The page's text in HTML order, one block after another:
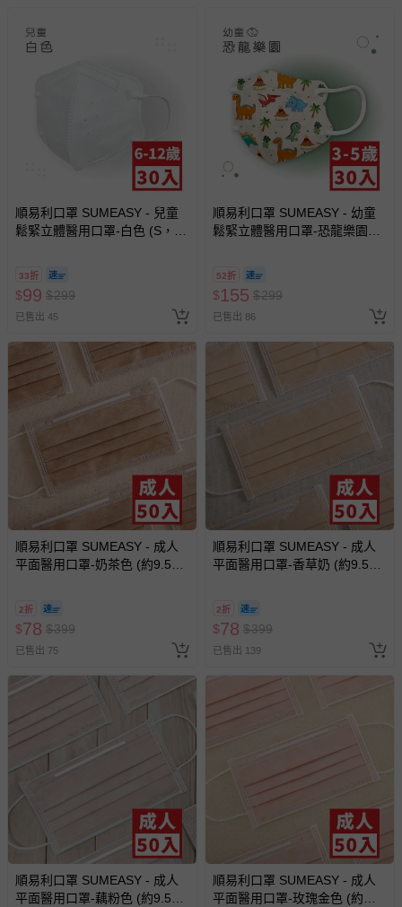
順易利口罩 SUMEASY - 兒童
鬆緊立體醫用口罩-白色 (S，約
用)-30入
33折
$99 $299
已售出 45
順易利口罩 SUMEASY - 幼童
鬆緊立體醫用口罩-恐龍樂園
適用)-30入
52折
$155 $299
已售出 86
順易利口罩 SUMEASY - 成人
平面醫用口罩-奶茶色 (約9.5cm
2折
$78 $399
已售出 75
順易利口罩 SUMEASY - 成人
平面醫用口罩-香草奶 (約9.5cm
2折
$78 $399
已售出 139
順易利口罩 SUMEASY - 成人
平面醫用口罩-藕粉色 (約9.5cm
順易利口罩 SUMEASY - 成人
平面醫用口罩-玫瑰金色 (約